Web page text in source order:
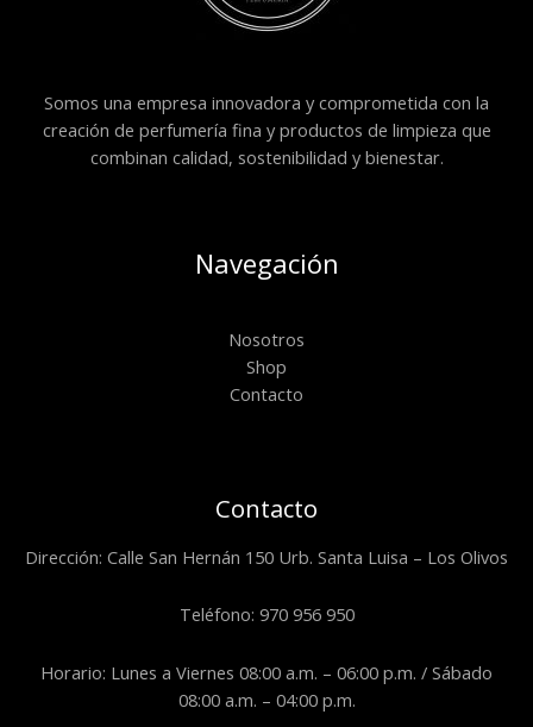
Somos una empresa innovadora y comprometida con la
creación de perfumería fina y productos de limpieza que
combinan calidad, sostenibilidad y bienestar.
Navegación
Nosotros
Shop
Contacto
Contacto
Dirección: Calle San Hernán 150 Urb. Santa Luisa – Los Olivos
Teléfono: 970 956 950
Horario: Lunes a Viernes 08:00 a.m. – 06:00 p.m. / Sábado
08:00 a.m. – 04:00 p.m.